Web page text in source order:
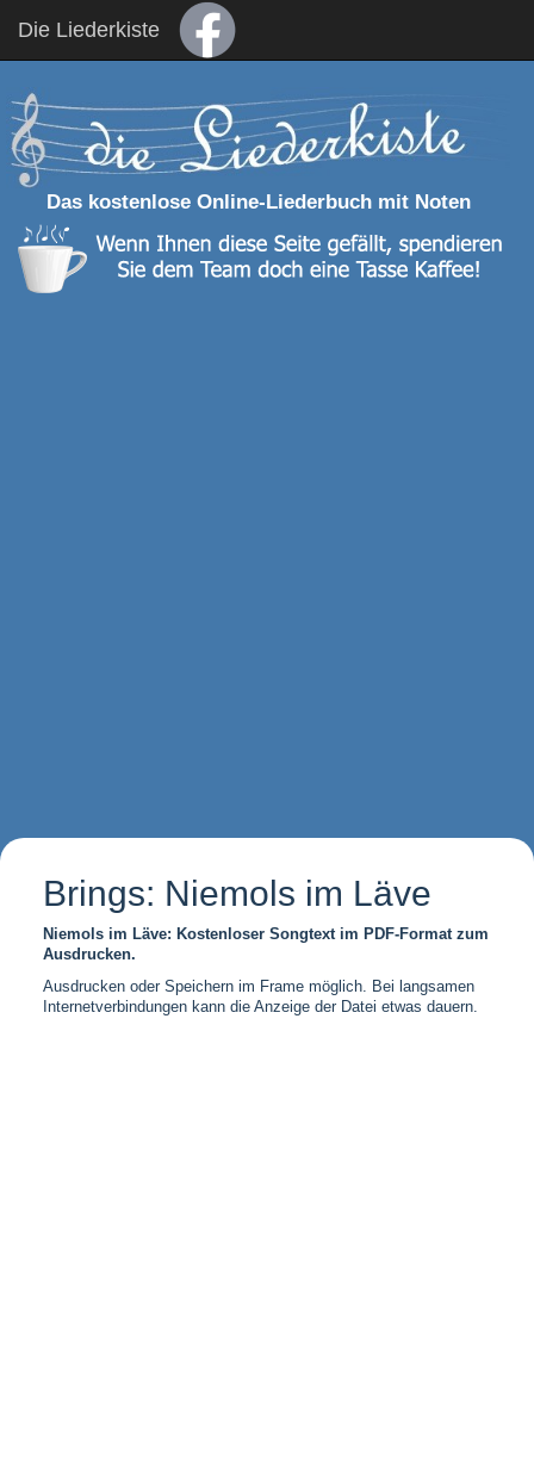
Die Liederkiste
Das kostenlose Online-Liederbuch mit Noten
Brings: Niemols im Läve
Niemols im Läve: Kostenloser Songtext im PDF-Format zum
Ausdrucken.
Ausdrucken oder Speichern im Frame möglich. Bei langsamen
Internetverbindungen kann die Anzeige der Datei etwas dauern.